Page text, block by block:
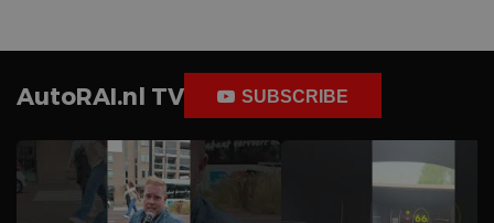
AutoRAI.nl TV SUBSCRIBE